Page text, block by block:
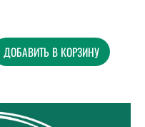
ДОБАВИТЬ В КОРЗИНУ